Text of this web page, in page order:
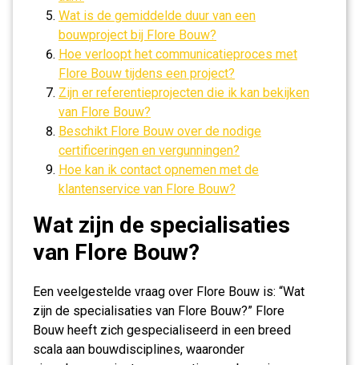
Wat is de gemiddelde duur van een
bouwproject bij Flore Bouw?
Hoe verloopt het communicatieproces met
Flore Bouw tijdens een project?
Zijn er referentieprojecten die ik kan bekijken
van Flore Bouw?
Beschikt Flore Bouw over de nodige
certificeringen en vergunningen?
Hoe kan ik contact opnemen met de
klantenservice van Flore Bouw?
Wat zijn de specialisaties
van Flore Bouw?
Een veelgestelde vraag over Flore Bouw is: “Wat
zijn de specialisaties van Flore Bouw?” Flore
Bouw heeft zich gespecialiseerd in een breed
scala aan bouwdisciplines, waaronder